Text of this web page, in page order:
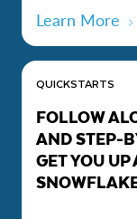
Learn More
QUICKSTARTS
FOLLOW
AND STEP-
GET YOU